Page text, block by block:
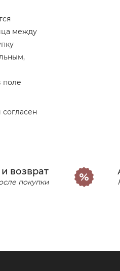
между
поле
возврат
покупки